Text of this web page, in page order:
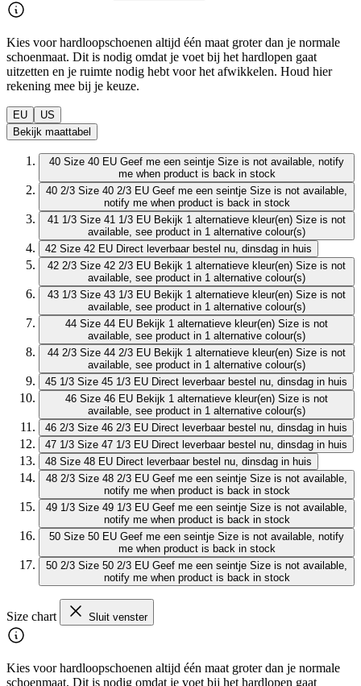
Kies voor hardloopschoenen altijd één maat groter dan je normale
schoenmaat. Dit is nodig omdat je voet bij het hardlopen gaat
uitzetten en je ruimte nodig hebt voor het afwikkelen. Houd hier
rekening mee bij je keuze.
EU
US
Bekijk maattabel
40 Size 40 EU Geef me een seintje Size is not available, notify
me when product is back in stock
40 2/3 Size 40 2/3 EU Geef me een seintje Size is not available,
notify me when product is back in stock
41 1/3 Size 41 1/3 EU Bekijk 1 alternatieve kleur(en) Size is not
available, see product in 1 alternative colour(s)
42 Size 42 EU Direct leverbaar bestel nu, dinsdag in huis
42 2/3 Size 42 2/3 EU Bekijk 1 alternatieve kleur(en) Size is not
available, see product in 1 alternative colour(s)
43 1/3 Size 43 1/3 EU Bekijk 1 alternatieve kleur(en) Size is not
available, see product in 1 alternative colour(s)
44 Size 44 EU Bekijk 1 alternatieve kleur(en) Size is not
available, see product in 1 alternative colour(s)
44 2/3 Size 44 2/3 EU Bekijk 1 alternatieve kleur(en) Size is not
available, see product in 1 alternative colour(s)
45 1/3 Size 45 1/3 EU Direct leverbaar bestel nu, dinsdag in huis
46 Size 46 EU Bekijk 1 alternatieve kleur(en) Size is not
available, see product in 1 alternative colour(s)
46 2/3 Size 46 2/3 EU Direct leverbaar bestel nu, dinsdag in huis
47 1/3 Size 47 1/3 EU Direct leverbaar bestel nu, dinsdag in huis
48 Size 48 EU Direct leverbaar bestel nu, dinsdag in huis
48 2/3 Size 48 2/3 EU Geef me een seintje Size is not available,
notify me when product is back in stock
49 1/3 Size 49 1/3 EU Geef me een seintje Size is not available,
notify me when product is back in stock
50 Size 50 EU Geef me een seintje Size is not available, notify
me when product is back in stock
50 2/3 Size 50 2/3 EU Geef me een seintje Size is not available,
notify me when product is back in stock
Size chart Sluit venster
Kies voor hardloopschoenen altijd één maat groter dan je normale
schoenmaat. Dit is nodig omdat je voet bij het hardlopen gaat